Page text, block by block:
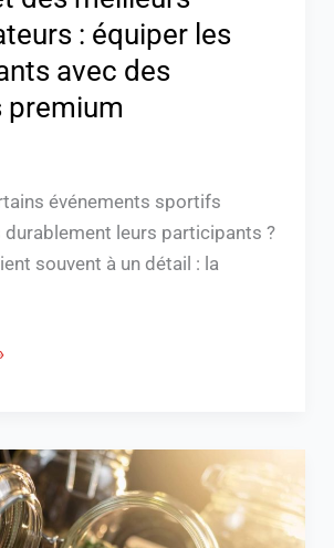
: équiper les
avec des
premium
événements sportifs
durablement leurs participants ?
souvent à un détail : la